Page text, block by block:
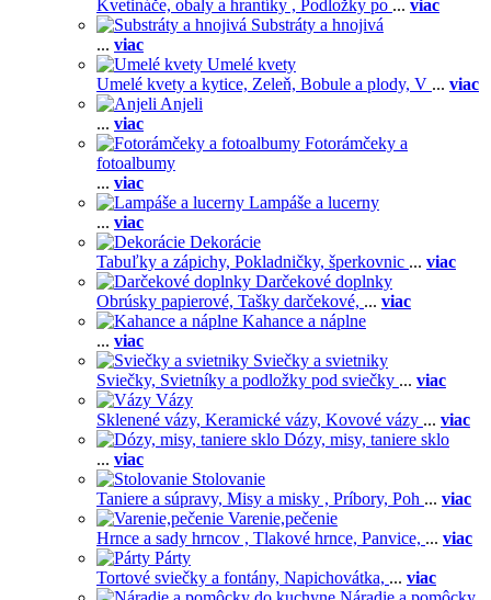
Kvetináče, obaly a hrantíky , Podložky po ... viac
Substráty a hnojivá
... viac
Umelé kvety
Umelé kvety a kytice, Zeleň, Bobule a plody, V ... viac
Anjeli
... viac
Fotorámčeky a
fotoalbumy
... viac
Lampáše a lucerny
... viac
Dekorácie
Tabuľky a zápichy, Pokladničky, šperkovnic ... viac
Darčekové doplnky
Obrúsky papierové, Tašky darčekové, ... viac
Kahance a náplne
... viac
Sviečky a svietniky
Sviečky, Svietníky a podložky pod sviečky ... viac
Vázy
Sklenené vázy, Keramické vázy, Kovové vázy ... viac
Dózy, misy, taniere sklo
... viac
Stolovanie
Taniere a súpravy, Misy a misky , Príbory, Poh ... viac
Varenie,pečenie
Hrnce a sady hrncov , Tlakové hrnce, Panvice, ... viac
Párty
Tortové sviečky a fontány, Napichovátka, ... viac